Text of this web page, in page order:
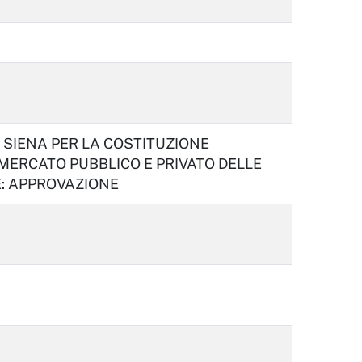
PER LA COSTITUZIONE
PUBBLICO E PRIVATO DELLE
APPROVAZIONE